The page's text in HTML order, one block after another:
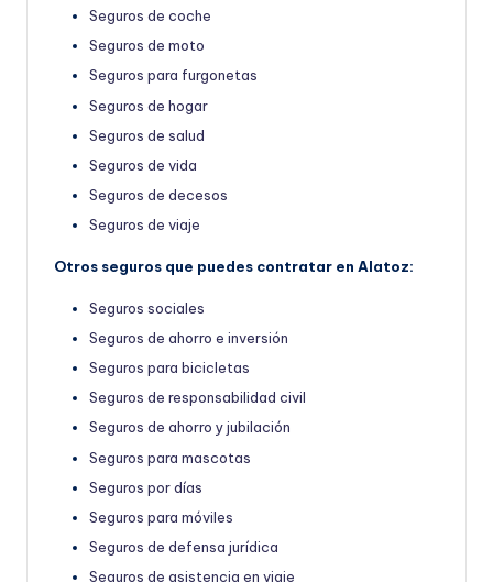
Seguros de coche
Seguros de moto
Seguros para furgonetas
Seguros de hogar
Seguros de salud
Seguros de vida
Seguros de decesos
Seguros de viaje
Otros seguros que puedes contratar en Alatoz:
Seguros sociales
Seguros de ahorro e inversión
Seguros para bicicletas
Seguros de responsabilidad civil
Seguros de ahorro y jubilación
Seguros para mascotas
Seguros por días
Seguros para móviles
Seguros de defensa jurídica
Seguros de asistencia en viaje